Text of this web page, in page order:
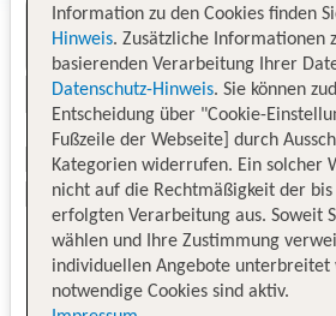
Information zu den Cookies finden
Hinweis. Zusätzliche Informationen
basierenden Verarbeitung Ihrer
Datenschutz-Hinweis. Sie können
Entscheidung über "Cookie-
Fußzeile der Webseite] durch
Kategorien widerrufen. Ein solcher
nicht auf die Rechtmäßigkeit der
erfolgten Verarbeitung aus. Soweit
wählen und Ihre Zustimmung
individuellen Angebote unterbreitet
notwendige Cookies sind aktiv.